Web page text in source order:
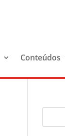
Conteúdos